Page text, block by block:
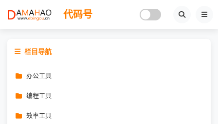
代码号
栏目导航
办公工具
编程工具
效率工具